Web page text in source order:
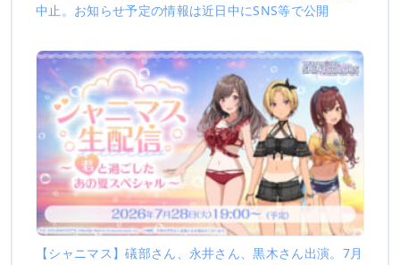
中止。お知らせ予定の情報は近日中にSNS等で公開
【シャニマス】礒部さん、永井さん、黒木さん出演。7月